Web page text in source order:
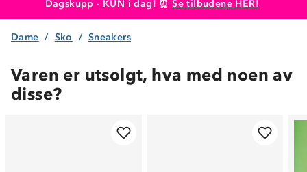
Dagskupp - KUN i dag! ⏰Se tilbudene HER!
Produktet er lagt i handlekurven
Dame Sko Sneakers
Varen er utsolgt, hva med noen av
disse?